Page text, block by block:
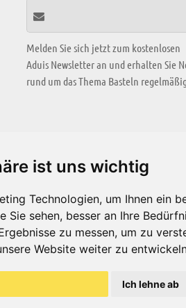
ist uns wichtig
Technologien, um Ihnen ein
sehen, besser an Ihre
zu messen, um zu
Website weiter zu
Ich lehne ab
Melden Sie sich jetzt zum kostenlosen
Aduis Newsletter an und erhalten Sie
rund um das Thema Basteln
KREATIV ZONE
Alle Videos
Bastelideen
Arbeitsblätter